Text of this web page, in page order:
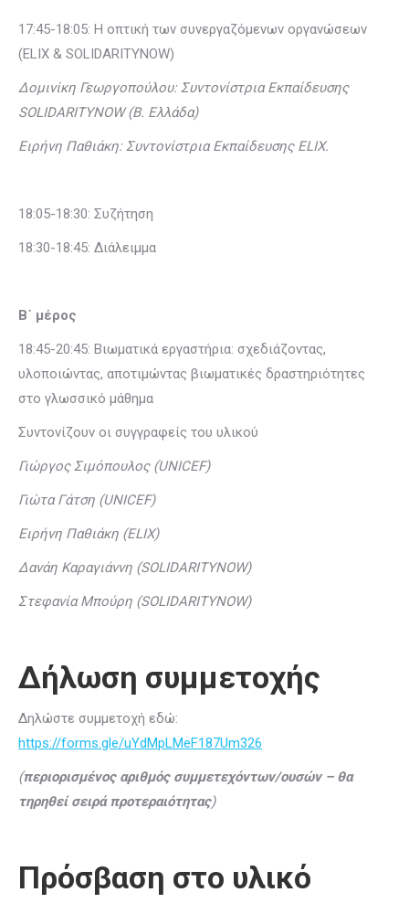
17:45-18:05: Η οπτική των συνεργαζόμενων οργανώσεων
(ELIX & SOLIDARITYNOW)
Δομινίκη Γεωργοπούλου: Συντονίστρια Εκπαίδευσης
SOLIDARITYNOW(Β. Ελλάδα)
Ειρήνη Παθιάκη: Συντονίστρια Εκπαίδευσης ELIX.
18:05-18:30: Συζήτηση
18:30-18:45: Διάλειμμα
Β΄ μέρος
18:45-20:45: Βιωματικά εργαστήρια: σχεδιάζοντας,
υλοποιώντας, αποτιμώντας βιωματικές δραστηριότητες
στο γλωσσικό μάθημα
Συντονίζουν οι συγγραφείς του υλικού
Γιώργος Σιμόπουλος (UNICEF)
Γιώτα Γάτση (UNICEF)
Ειρήνη Παθιάκη (ELIX)
Δανάη Καραγιάννη (SOLIDARITYNOW)
Στεφανία Μπούρη (SOLIDARITYNOW)
Δήλωση συμμετοχής
Δηλώστε συμμετοχή εδώ:
https://forms.gle/uYdMpLMeF187Um326
(περιορισμένος αριθμός συμμετεχόντων/ουσών – θα
τηρηθεί σειρά προτεραιότητας)
Πρόσβαση στο υλικό